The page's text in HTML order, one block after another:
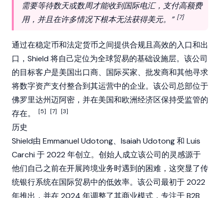
需要等待数天或数周才能收到国际电汇，支付高额费
用，并且在许多情况下根本无法获得美元。” [7]
通过在稳定币和法定货币之间提供合规且高效的入口和出
口，Shield 将自己定位为全球贸易的基础设施层。该公司
的目标客户是美国出口商、国际买家、批发商和其他寻求
将数字资产支付整合到其运营中的企业。该公司总部位于
佛罗里达州迈阿密，并在美国和欧洲经济区保持受监管的
存在。
[5] [7] [3]
历史
Shield由 Emmanuel Udotong、Isaiah Udotong 和 Luis
Carchi 于 2022 年创立。创始人成立该公司的灵感源于
他们自己之前在开展跨境业务时遇到的困难，这突显了传
统银行系统在国际贸易中的低效率。该公司最初于 2022
年推出，并在 2024 年调整了其商业模式，专注于 B2B